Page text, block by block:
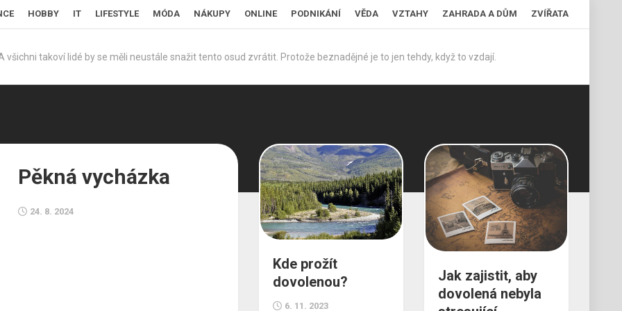
HOBBY IT LIFESTYLE MÓDA NÁKUPY ONLINE PODNIKÁNÍ VĚDA VZTAHY ZAHRADA A DŮM ZVÍŘATA
všichni takoví lidé by se měli neustále snažit tento osud zvrátit. Protože beznadějné je to jen tehdy, když to vzdají.
Pěkná vycházka
24. 8. 2024
Kde prožít
dovolenou?
6. 11. 2023
Jak zajistit, aby
dovolená nebyla